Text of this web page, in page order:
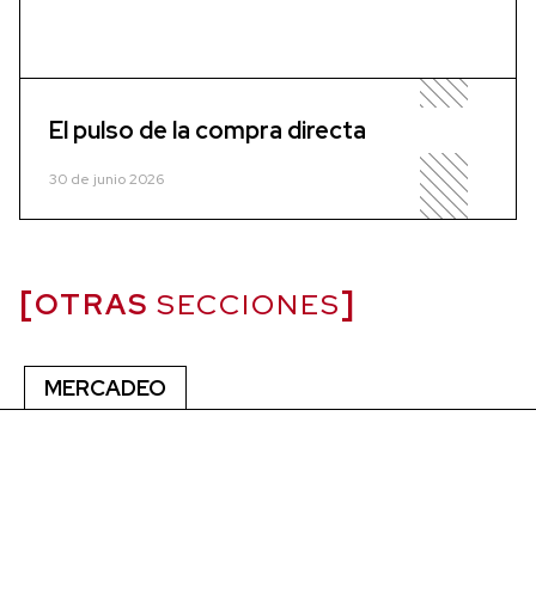
El pulso de la compra directa
30 de junio 2026
OTRAS SECCIONES
MERCADEO